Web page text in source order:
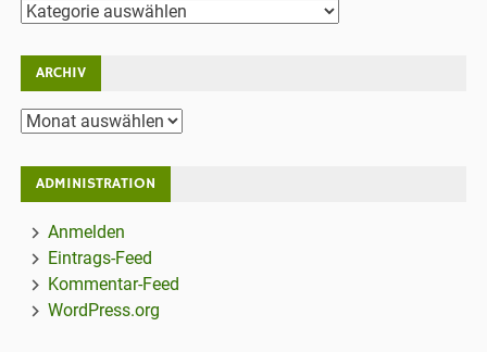
Kategorien
ARCHIV
Archiv
ADMINISTRATION
Anmelden
Eintrags-Feed
Kommentar-Feed
WordPress.org